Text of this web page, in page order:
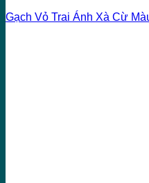
Gạch Vỏ Trai Ánh Xà Cừ